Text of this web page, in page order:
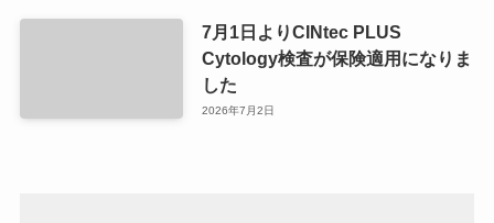
7月1日よりCINtec PLUS
Cytology検査が保険適用になりま
した
2026年7月2日